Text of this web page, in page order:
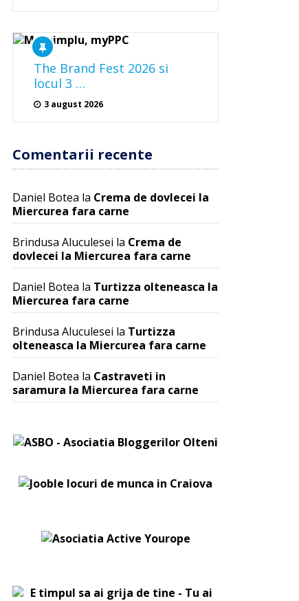
The Brand Fest 2026 si
locul 3 …
3 august 2026
Comentarii recente
Daniel Botea la Crema de dovlecei la
Miercurea fara carne
Brindusa Aluculesei la Crema de
dovlecei la Miercurea fara carne
Daniel Botea la Turtizza olteneasca la
Miercurea fara carne
Brindusa Aluculesei la Turtizza
olteneasca la Miercurea fara carne
Daniel Botea la Castraveti in
saramura la Miercurea fara carne